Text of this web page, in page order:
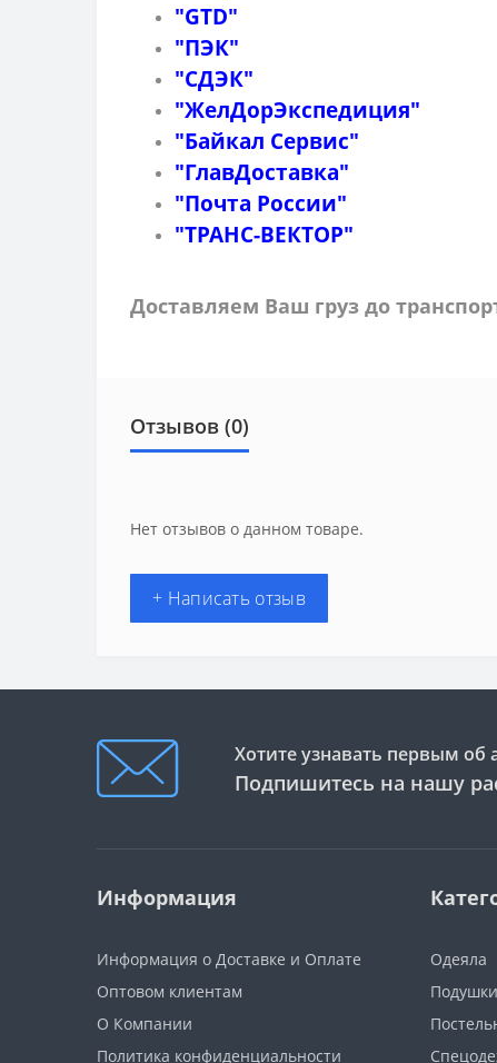
"GTD"
"ПЭК"
"СДЭК"
"ЖелДорЭкспедиция"
"Байкал Сервис"
"ГлавДоставка"
"Почта России"
"ТРАНС-ВЕКТОР"
Доставляем Ваш груз до
Отзывов (0)
Нет отзывов о данном товаре.
+ Написать отзыв
Хотите узнавать первым об
Подпишитесь на нашу
Информация
Информация о Доставке и Оплате
Оптовом клиентам
О Компании
Политика конфиденциальности
Одеяла
Подушки